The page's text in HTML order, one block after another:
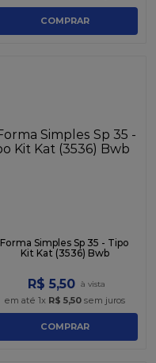
COMPRAR
Forma Simples Sp 35 - Tipo
Kit Kat (3536) Bwb
R$ 5,50
em até 1x R$ 5,50 sem juros
COMPRAR